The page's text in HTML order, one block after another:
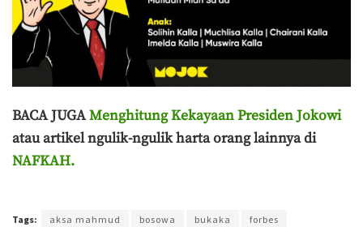
BACA JUGAMenghitung Kekayaan Presiden Jokowi
atau artikel ngulik-ngulik harta orang lainnya di
NAFKAH.
Tags: aksa mahmud bosowa bukaka
forbes